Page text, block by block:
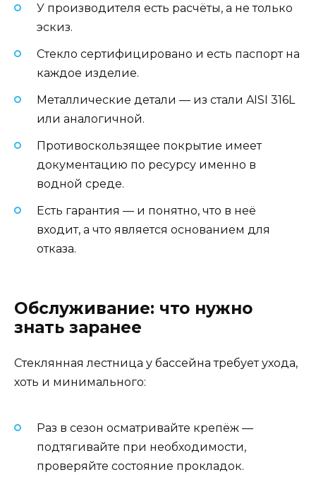
У производителя есть расчёты, а не только
эскиз.
Стекло сертифицировано и есть паспорт на
каждое изделие.
Металлические детали — из стали AISI 316L
или аналогичной.
Противоскользящее покрытие имеет
документацию по ресурсу именно в
водной среде.
Есть гарантия — и понятно, что в неё
входит, а что является основанием для
отказа.
Обслуживание: что нужно
знать заранее
Стеклянная лестница у бассейна требует ухода,
хоть и минимального:
Раз в сезон осматривайте крепёж —
подтягивайте при необходимости,
проверяйте состояние прокладок.